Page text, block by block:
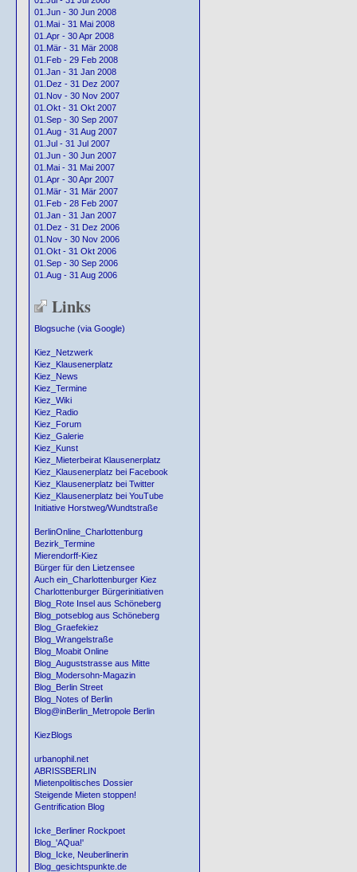
01.Jun - 30 Jun 2008
01.Mai - 31 Mai 2008
01.Apr - 30 Apr 2008
01.Mär - 31 Mär 2008
01.Feb - 29 Feb 2008
01.Jan - 31 Jan 2008
01.Dez - 31 Dez 2007
01.Nov - 30 Nov 2007
01.Okt - 31 Okt 2007
01.Sep - 30 Sep 2007
01.Aug - 31 Aug 2007
01.Jul - 31 Jul 2007
01.Jun - 30 Jun 2007
01.Mai - 31 Mai 2007
01.Apr - 30 Apr 2007
01.Mär - 31 Mär 2007
01.Feb - 28 Feb 2007
01.Jan - 31 Jan 2007
01.Dez - 31 Dez 2006
01.Nov - 30 Nov 2006
01.Okt - 31 Okt 2006
01.Sep - 30 Sep 2006
01.Aug - 31 Aug 2006
Links
Blogsuche (via Google)
Kiez_Netzwerk
Kiez_Klausenerplatz
Kiez_News
Kiez_Termine
Kiez_Wiki
Kiez_Radio
Kiez_Forum
Kiez_Galerie
Kiez_Kunst
Kiez_Mieterbeirat Klausenerplatz
Kiez_Klausenerplatz bei Facebook
Kiez_Klausenerplatz bei Twitter
Kiez_Klausenerplatz bei YouTube
Initiative Horstweg/Wundtstraße
BerlinOnline_Charlottenburg
Bezirk_Termine
Mierendorff-Kiez
Bürger für den Lietzensee
Auch ein_Charlottenburger Kiez
Charlottenburger Bürgerinitiativen
Blog_Rote Insel aus Schöneberg
Blog_potseblog aus Schöneberg
Blog_Graefekiez
Blog_Wrangelstraße
Blog_Moabit Online
Blog_Auguststrasse aus Mitte
Blog_Modersohn-Magazin
Blog_Berlin Street
Blog_Notes of Berlin
Blog@inBerlin_Metropole Berlin
KiezBlogs
urbanophil.net
ABRISSBERLIN
Mietenpolitisches Dossier
Steigende Mieten stoppen!
Gentrification Blog
Icke_Berliner Rockpoet
Blog_'AQua!'
Blog_Icke, Neuberlinerin
Blog_gesichtspunkte.de